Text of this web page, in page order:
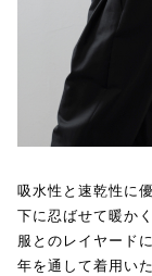
吸水性と速乾性に
下に忍ばせて暖か
服とのレイヤード
年を通して着用い